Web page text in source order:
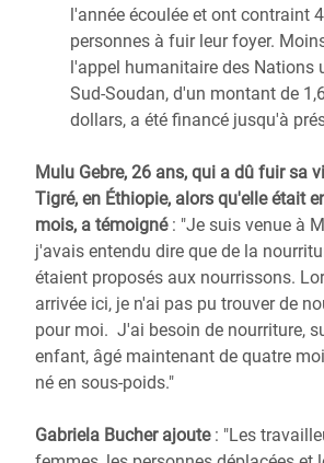
l'année écoulée et ont contraint
personnes à fuir leur foyer.
l'appel humanitaire des Nations
Sud-Soudan, d'un montant de
dollars, a été financé jusqu'à
Mulu Gebre, 26 ans, qui a dû fuir sa
Tigré, en Éthiopie, alors qu'elle était
mois, a témoigné: "Je suis venue à
j'avais entendu dire que de la
étaient proposés aux nourrissons.
arrivée ici, je n'ai pas pu trouver de
pour moi. J'ai besoin de nourriture,
enfant, âgé maintenant de quatre
né en sous-poids."
Gabriela Bucher ajoute: "Les